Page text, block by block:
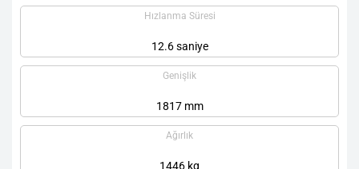
Hızlanma Süresi
12.6 saniye
Genişlik
1817 mm
Ağırlık
1446 kg